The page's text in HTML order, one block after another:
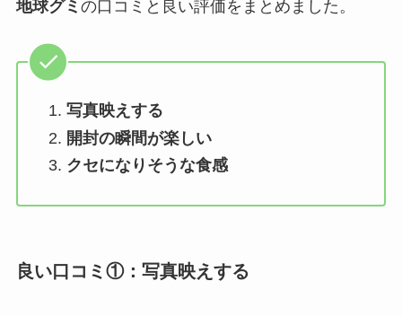
地球グミ の口コミと良い評価をまとめました。
写真映えする
開封の瞬間が楽しい
クセになりそうな食感
良い口コミ①： 写真映えする